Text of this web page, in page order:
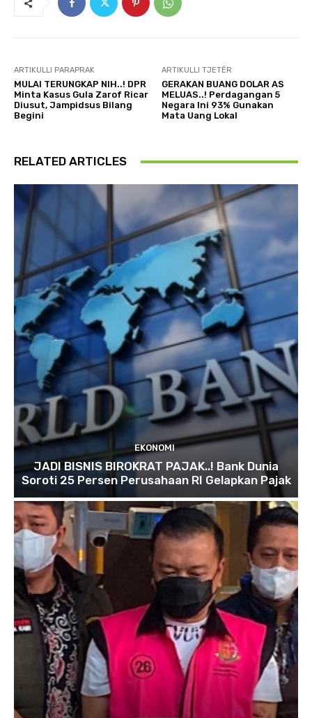
ARTIKULLI PARAPRAK
MULAI TERUNGKAP NIH..! DPR
Minta Kasus Gula Zarof Ricar
Diusut, Jampidsus Bilang
Begini
ARTIKULLI TJETËR
GERAKAN BUANG DOLAR AS
MELUAS..! Perdagangan 5
Negara Ini 93% Gunakan
Mata Uang Lokal
RELATED ARTICLES
EKONOMI
JADI BISNIS BIROKRAT PAJAK..! Bank Dunia
Soroti 25 Persen Perusahaan RI Gelapkan Pajak